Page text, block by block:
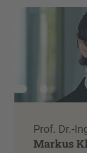
Prof. Dr.-
Markus